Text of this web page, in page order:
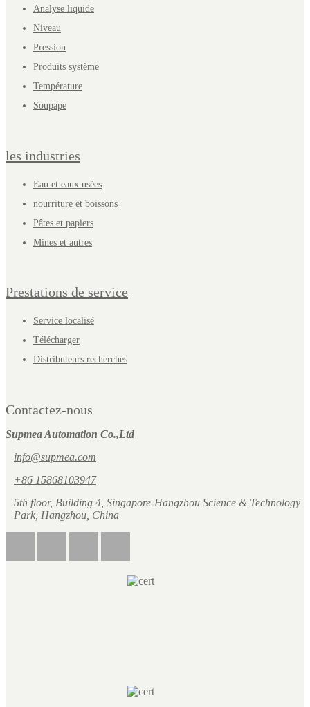
Analyse liquide
Niveau
Pression
Produits système
Température
Soupape
les industries
Eau et eaux usées
nourriture et boissons
Pâtes et papiers
Mines et autres
Prestations de service
Service localisé
Télécharger
Distributeurs recherchés
Contactez-nous
Supmea Automation Co.,Ltd
info@supmea.com
+86 15868103947
5th floor, Building 4, Singapore-Hangzhou Science & Technology
Park, Hangzhou, China